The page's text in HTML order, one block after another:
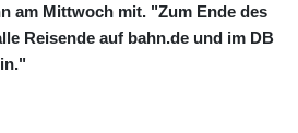
am Mittwoch mit. "Zum Ende des
Reisende auf bahn.de und im DB